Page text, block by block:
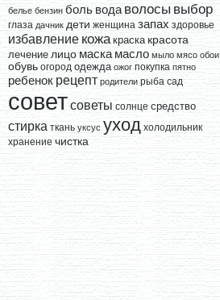
белье бензин боль вода волосы выбор
глаза дачник дети женщина запах здоровье
избавление кожа краска красота
лечение лицо маска масло мыло мясо обои
обувь огород одежда ожог покупка пятно
ребенок рецепт родители рыба сад
советсоветы солнце средство
стирка ткань уксус уход холодильник
хранение чистка